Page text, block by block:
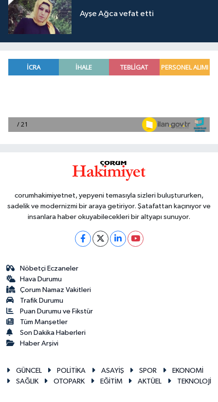
Ayşe Ağca vefat etti
corumhakimiyetnet, yepyeni temasıyla sizleri buluştururken,
sadelik ve modernizmi bir araya getiriyor. Şatafattan kaçınıyor ve
insanlara haber okuyabilecekleri bir altyapı sunuyor.
Nöbetçi Eczaneler
Hava Durumu
Çorum Namaz Vakitleri
Trafik Durumu
Puan Durumu ve Fikstür
Tüm Manşetler
Son Dakika Haberleri
Haber Arşivi
GÜNCEL POLİTİKA ASAYİŞ SPOR
EKONOMİ
SAĞLIK
OTOPARK EĞİTİM AKTÜEL TEKNOLOJİ